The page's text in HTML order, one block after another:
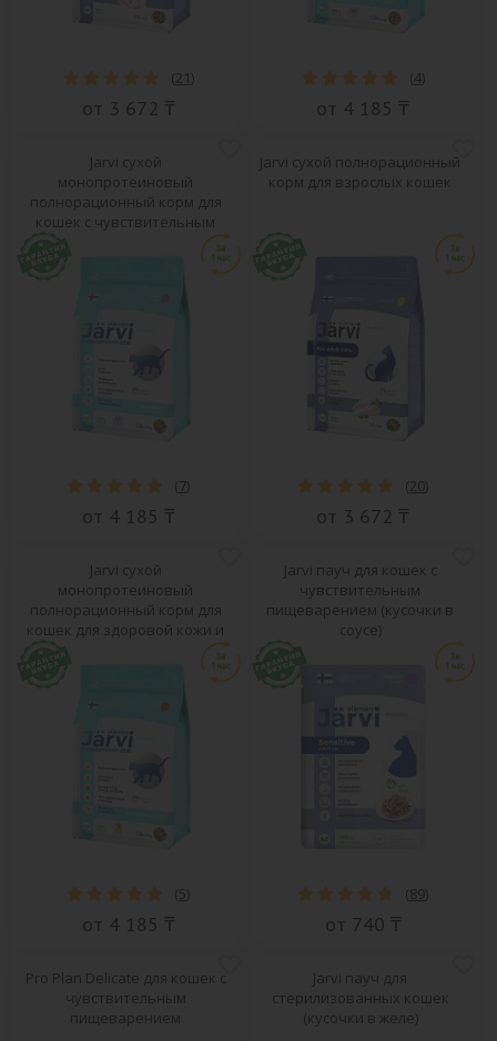
(21)
от 3 672 ₸
(4)
от 4 185 ₸
Jarvi сухой
монопротеиновый
полнорационный корм для
кошек с чувствительным
( 7)
от 4 185 ₸
Jarvi сухой полнорационный
корм для взрослых кошек
(20)
от 3 672 ₸
Jarvi сухой
монопротеиновый
полнорационный корм для
кошек для здоровой кожи и
(5)
от 4 185 ₸
Jarvi пауч для кошек с
чувствительным
пищеварением (кусочки в
соусе)
(89)
от 740 ₸
Pro Plan Delicate для кошек с
чувствительным
пищеварением
Jarvi пауч для
стерилизованных кошек
(кусочки в желе)